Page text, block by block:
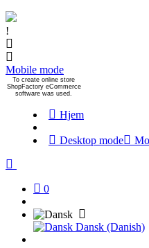
!
Mobile mode
To create online store
ShopFactory eCommerce
software was used.
Hjem
Desktop mode
0
Dansk (Danish)